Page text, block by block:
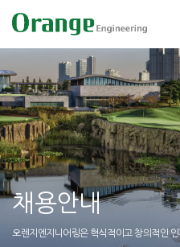
채용안내
오렌지엔지니어링은 혁식적이고 창의적인